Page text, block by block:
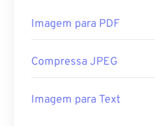
Imagem para PDF
Compressa JPEG
Imagem para Text